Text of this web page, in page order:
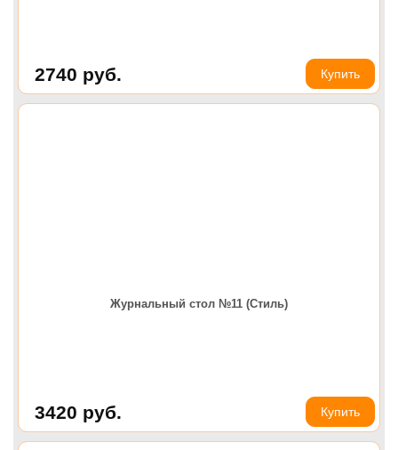
2740 руб. Купить
Журнальный стол №11 (Стиль)
3420 руб. Купить